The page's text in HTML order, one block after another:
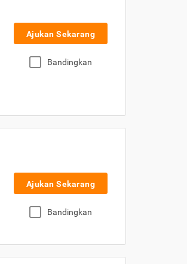
Ajukan Sekarang
Bandingkan
Ajukan Sekarang
Bandingkan